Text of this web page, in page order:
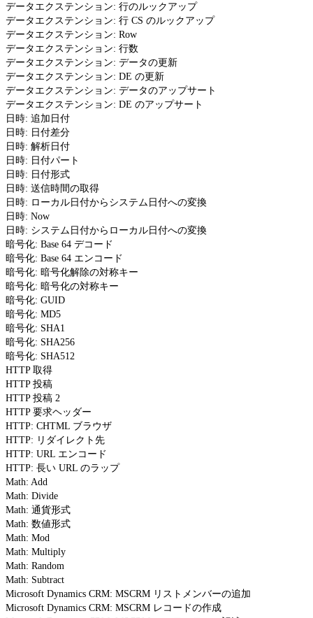
データエクステンション: 行のルックアップ
データエクステンション: 行 CS のルックアップ
データエクステンション: Row
データエクステンション: 行数
データエクステンション: データの更新
データエクステンション: DE の更新
データエクステンション: データのアップサート
データエクステンション: DE のアップサート
日時: 追加日付
日時: 日付差分
日時: 解析日付
日時: 日付パート
日時: 日付形式
日時: 送信時間の取得
日時: ローカル日付からシステム日付への変換
日時: Now
日時: システム日付からローカル日付への変換
暗号化: Base 64 デコード
暗号化: Base 64 エンコード
暗号化: 暗号化解除の対称キー
暗号化: 暗号化の対称キー
暗号化: GUID
暗号化: MD5
暗号化: SHA1
暗号化: SHA256
暗号化: SHA512
HTTP 取得
HTTP 投稿
HTTP 投稿 2
HTTP 要求ヘッダー
HTTP: CHTML ブラウザ
HTTP: リダイレクト先
HTTP: URL エンコード
HTTP: 長い URL のラップ
Math: Add
Math: Divide
Math: 通貨形式
Math: 数値形式
Math: Mod
Math: Multiply
Math: Random
Math: Subtract
Microsoft Dynamics CRM: MSCRM リストメンバーの追加
Microsoft Dynamics CRM: MSCRM レコードの作成